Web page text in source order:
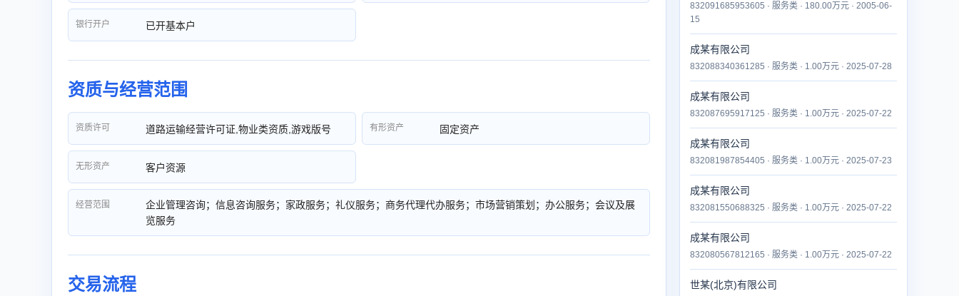
银行开户 已开基本户
资质与经营范围
资质许可 道路运输经营许可证,物业类资质,游戏版号 有形资产 固定资产
无形资产 客户资源
经营范围
企业管理咨询；信息咨询服务；家政服务；礼仪服务；商务代理代办服务；市场营销策划；办公服务；会议及展
览服务
交易流程
832091685953605 · 服务类 · 180.00万元 · 2005-06-
15
成某有限公司
832088340361285 · 服务类 · 1.00万元 · 2025-07-28
成某有限公司
832087695917125 · 服务类 · 1.00万元 · 2025-07-22
成某有限公司
832081987854405 · 服务类 · 1.00万元 · 2025-07-23
成某有限公司
832081550688325 · 服务类 · 1.00万元 · 2025-07-22
成某有限公司
832080567812165 · 服务类 · 1.00万元 · 2025-07-22
世某(北京)有限公司